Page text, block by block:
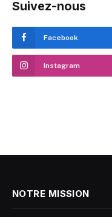
Suivez-nous
Facebook
Instagram
NOTRE MISSION